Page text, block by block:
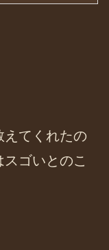
えてくれたの
ゴいとのこ